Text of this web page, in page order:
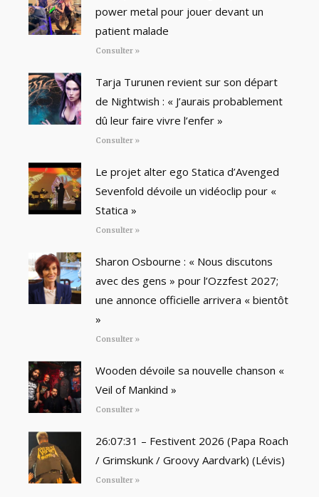
power metal pour jouer devant un
patient malade
Consulter »
Tarja Turunen revient sur son départ
de Nightwish : « J’aurais probablement
dû leur faire vivre l’enfer »
Consulter »
Le projet alter ego Statica d’Avenged
Sevenfold dévoile un vidéoclip pour «
Statica »
Consulter »
Sharon Osbourne : « Nous discutons
avec des gens » pour l’Ozzfest 2027;
une annonce officielle arrivera « bientôt
»
Consulter »
Wooden dévoile sa nouvelle chanson «
Veil of Mankind »
Consulter »
26:07:31 – Festivent 2026 (Papa Roach
/ Grimskunk / Groovy Aardvark) (Lévis)
Consulter »